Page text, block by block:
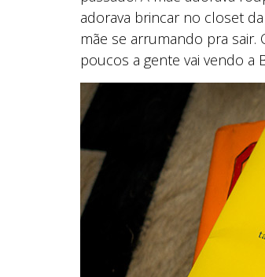
adorava brincar no closet
mãe se arrumando pra
poucos a gente vai vendo a